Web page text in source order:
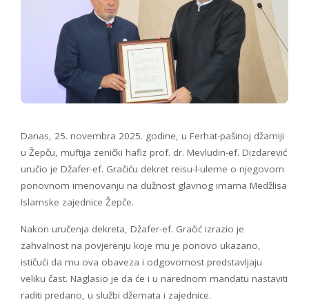
Danas, 25. novembra 2025. godine, u Ferhat-pašinoj džamiji
u Žepču, muftija zenički hafiz prof. dr. Mevludin-ef. Dizdarević
uručio je Džafer-ef. Gračiću dekret reisu-l-uleme o njegovom
ponovnom imenovanju na dužnost glavnog imama Medžlisa
Islamske zajednice Žepče.
Nakon uručenja dekreta, Džafer-ef. Gračić izrazio je
zahvalnost na povjerenju koje mu je ponovo ukazano,
ističući da mu ova obaveza i odgovornost predstavljaju
veliku čast. Naglasio je da će i u narednom mandatu nastaviti
raditi predano, u službi džemata i zajednice.